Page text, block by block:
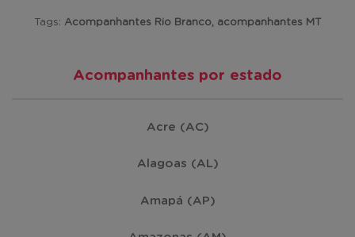
Tags: Acompanhantes Rio Branco, acompanhantes MT
Acompanhantes por estado
Acre (AC)
Alagoas (AL)
Amapá (AP)